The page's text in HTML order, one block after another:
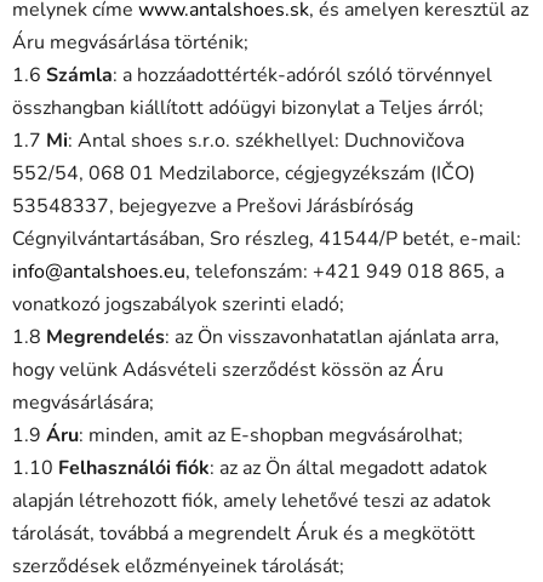
melynek címe www.antalshoes.sk, és amelyen keresztül az
Áru megvásárlása történik;
1.6 Számla: a hozzáadottérték-adóról szóló törvénnyel
összhangban kiállított adóügyi bizonylat a Teljes árról;
1.7 Mi: Antal shoes s.r.o. székhellyel: Duchnovičova
552/54, 068 01 Medzilaborce, cégjegyzékszám (IČO)
53548337, bejegyezve a Prešovi Járásbíróság
Cégnyilvántartásában, Sro részleg, 41544/P betét, e-mail:
info@antalshoes.eu, telefonszám: +421 949 018 865, a
vonatkozó jogszabályok szerinti eladó;
1.8 Megrendelés: az Ön visszavonhatatlan ajánlata arra,
hogy velünk Adásvételi szerződést kössön az Áru
megvásárlására;
1.9 Áru: minden, amit az E-shopban megvásárolhat;
1.10 Felhasználói fiók: az az Ön által megadott adatok
alapján létrehozott fiók, amely lehetővé teszi az adatok
tárolását, továbbá a megrendelt Áruk és a megkötött
szerződések előzményeinek tárolását;